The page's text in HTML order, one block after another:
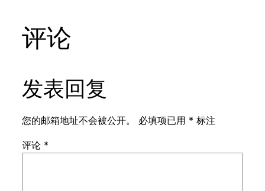
评论
发表回复
您的邮箱地址不会被公开。 必填项已用 * 标注
评论 *